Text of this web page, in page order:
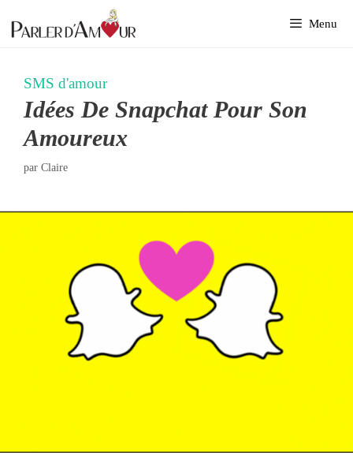
au
Menu
SMS d'amour
Idées De Snapchat Pour Son
Amoureux
par Claire